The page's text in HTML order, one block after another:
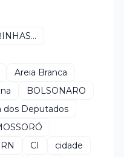
Areia Branca
BOLSONARO
dos Deputados
CI
cidade